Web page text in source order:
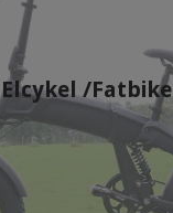
Elcykel /Fatbike